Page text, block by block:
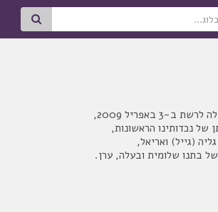
ב-3 באפריל 2009,
של נכדותינו הראשונות,
(גייל) ואריאל,
בתנו שלומית ובעלה, ערן.